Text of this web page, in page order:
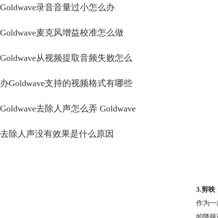
Goldwave录音音量过小怎么办
Goldwave麦克风增益校准怎么做
Goldwave从视频提取音频失败怎么
办Goldwave支持的视频格式有哪些
Goldwave去除人声怎么弄 Goldwave
去除人声没有效果是什么原因
3.剪映
作为一